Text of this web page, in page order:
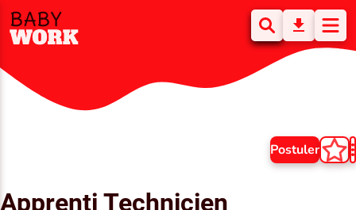
Postuler
Apprenti Technicien